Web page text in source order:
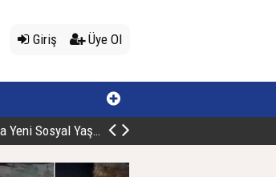
Giriş Üye Ol
Sosyal Yaşam Alan